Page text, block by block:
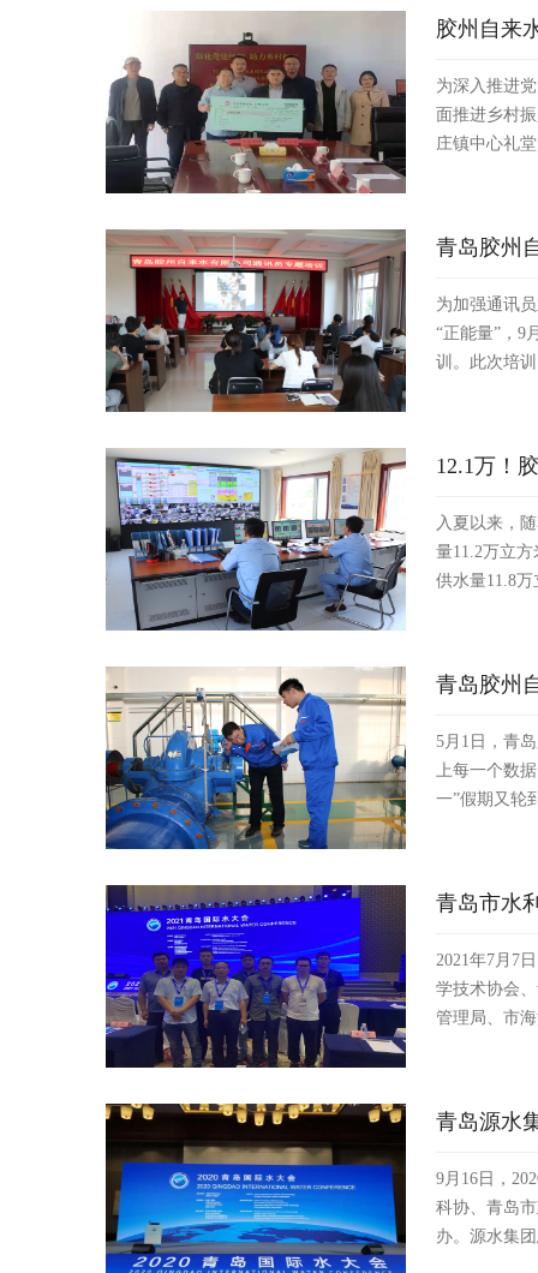
胶州自来
为深入推进
面推进乡村
庄镇中心礼
青岛胶州
为加强通讯
“正能量”，9
训。此次培
12.1万！
入夏以来，
量11.2万立
供水量11.8
青岛胶州
5月1日，青
上每一个数
一”假期又轮
青岛市水
2021年7月7
学技术协会
管理局、市
青岛源水
9月16日，
科协、青岛
办。源水集